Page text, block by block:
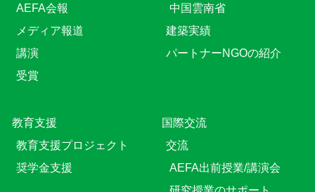
AEFA会報
メディア報道
講演
受賞
中国雲南省
建築実績
パートナーNGOの紹介
教育⽀援
教育⽀援プロジェクト
奨学金支援
国際交流
交流
AEFA出前授業/講演会